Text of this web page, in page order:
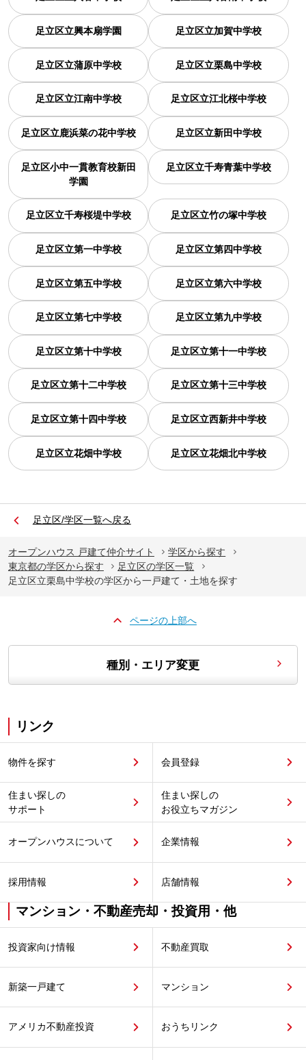
足立区立興本扇学園 足立区立加賀中学校
足立区立蒲原中学校 足立区立栗島中学校
足立区立江南中学校 足立区立江北桜中学校
足立区立鹿浜菜の花中学校 足立区立新田中学校
足立区小中一貫教育校新田
学園
足立区立千寿青葉中学校
足立区立千寿桜堤中学校 足立区立竹の塚中学校
足立区立第一中学校 足立区立第四中学校
足立区立第五中学校 足立区立第六中学校
足立区立第七中学校 足立区立第九中学校
足立区立第十中学校 足立区立第十一中学校
足立区立第十二中学校 足立区立第十三中学校
足立区立第十四中学校 足立区立西新井中学校
足立区立花畑中学校 足立区立花畑北中学校
足立区/学区一覧へ戻る
オープンハウス 戸建て仲介サイト
学区から探す
東京都の学区から探す
足立区の学区一覧
足立区立栗島中学校の学区から一戸建て・土地を探す
ページの上部へ
種別・エリア変更
リンク
物件を探す 会員登録
住まい探しの
サポート
住まい探しの
お役立ちマガジン
オープンハウスについて 企業情報
採用情報 店舗情報
マンション・不動産売却・投資用・他
投資家向け情報 不動産買取
新築一戸建て マンション
アメリカ不動産投資 おうちリンク